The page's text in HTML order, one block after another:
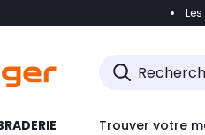
Accéder
Trouver votre